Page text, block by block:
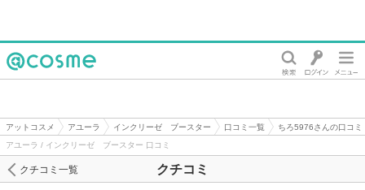
アットコスメ アユーラ インクリーゼ ブースター 口コミ一覧
ちろ5976さんの口コミ
アユーラ / インクリーゼ ブースター 口コミ
クチコミ
クチコミ一覧